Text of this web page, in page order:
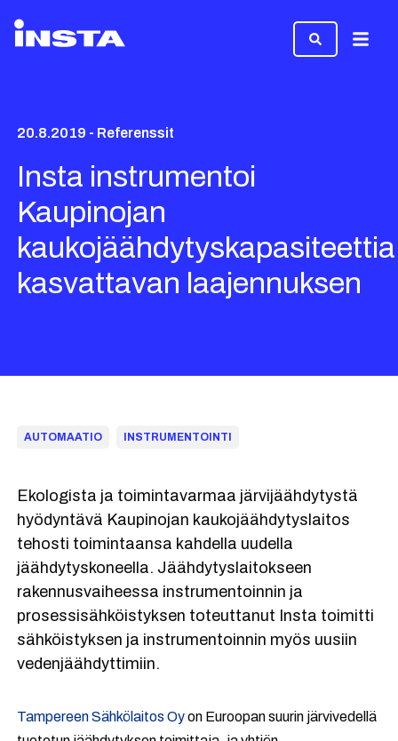
20.8.2019 - Referenssit
Insta instrumentoi
Kaupinojan
kaukojäähdytyskapasiteettia
kasvattavan laajennuksen
AUTOMAATIO INSTRUMENTOINTI
Ekologista ja toimintavarmaa järvijäähdytystä
hyödyntävä Kaupinojan kaukojäähdytyslaitos
tehosti toimintaansa kahdella uudella
jäähdytyskoneella. Jäähdytyslaitokseen
rakennusvaiheessa instrumentoinnin ja
prosessisähköistyksen toteuttanut Insta toimitti
sähköistyksen ja instrumentoinnin myös uusiin
vedenjäähdyttimiin.
Tampereen Sähkölaitos Oyon Euroopan suurin järvivedellä